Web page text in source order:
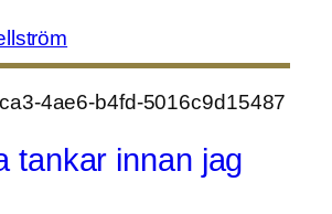
tankar innan jag